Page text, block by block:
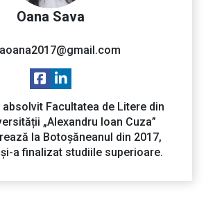
Oana Sava
absolvit Facultatea de Litere din
„Alexandru Ioan Cuza”
la Botoșăneanul din 2017,
a finalizat studiile superioare.